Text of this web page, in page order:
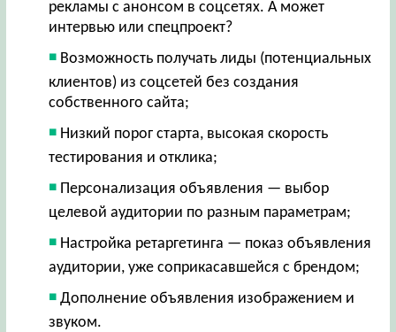
рекламы с анонсом в соцсетях. А может
интервью или спецпроект?
Возможность получать лиды (потенциальных
клиентов) из соцсетей без создания
собственного сайта;
Низкий порог старта, высокая скорость
тестирования и отклика;
Персонализация объявления — выбор
целевой аудитории по разным параметрам;
Настройка ретаргетинга — показ объявления
аудитории, уже соприкасавшейся с брендом;
Дополнение объявления изображением и
звуком.